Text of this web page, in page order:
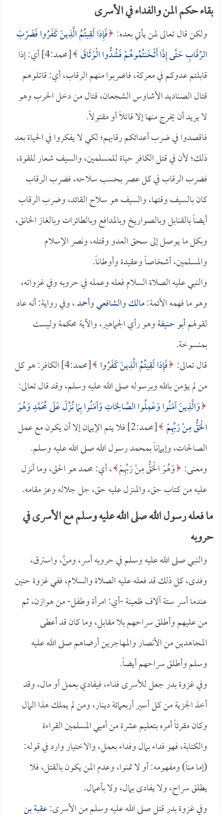
بقاء حكم المن والفداء في الأسرى
ولكن قال تعالى لمن يأتي بعده: فَإِذا لَقِيتُمُ الَّذِينَ كَفَرُوا فَضَرْبَ
الرِّقَابِ حَتَّى إِذَا أَثْخَنتُمُوهُمْ فَشُدُّوا الْوَثَاقَ
[محمد:4] أي: إذا
قابلتم عدوكم في معركة، فاضربوا منهم الرقاب، أي: قاتلوهم
قتال الصناديد الأشاوس الشجعان، قتال من دخل الحرب وهو
لا يريد أن يخرج منها إلا قاتلاً أو مقتولاً.
فاقصدوا في ضرب أعدائكم رقابهم؛ لكي لا يفكروا في الحياة بعد
ذلك؛ لأن في قتل الكافر حياة للمسلمين، والسيف شعار للقوة،
فضرب الرقاب في كل عصر بحسب سلاحه، فضرب الرقاب
كان بالسيف وقتها، والسيف هو سلاح القائد، وضرب الرقاب
أيضاً بالقنابل وبالصواريخ وبالمدافع وبالطائرات وبالغاز الخانق،
وبكل ما يوصل إلى سحق العدو وقتله، ونصر الإسلام
والمسلمين، أشخاصاً وعقيدة وأوطاناً.
والنبي عليه الصلاة السلام فعله وعمله في حروبه وفي غزواته،
وهو ما فهمه الأئمة:مالكوالشافعيوأحمد، وفي رواية: أنه عاد
لقولهمأبو حنيفةوهو رأي الجماهير، والآية محكمة وليست
بمنسوخة.
قال تعالى: فَإِذا لَقِيتُمُ الَّذِينَ كَفَرُوا
[محمد:4] الكافر: هو كل
من لم يؤمن بالله وبرسوله صلى الله عليه وسلم، وقد قال تعالى:
وَالَّذِينَ آمَنُوا وَعَمِلُوا الصَّالِحَاتِ وَآمَنُوا بِمَا نُزِّلَ عَلَى مُحَمَّدٍ وَهُوَ
الْحَقُّ مِنْ رَبِّهِمْ
[محمد:2] فلا يتم الإيمان إلا أن يكون مع عمل
الصالحات، وإيماناً بمحمد رسول الله صلى الله عليه وسلم.
ومعنى: وَهُوَ الْحَقُّ مِنْ رَبِّهِمْ ، أي: محمد هو الحق، وما أنزل
عليه من كتاب حق، والمنزل عليه حق، جل جلاله وعز مقامه.
ما فعله رسول الله صلى الله عليه وسلم مع الأسرى في
حروبه
والنبي صلى الله عليه وسلم في حروبه أسر، ومنَّ، واسترق،
وفدى، كل ذلك قد فعله عليه الصلاة والسلام، ففي غزوة حنين
عندما أسر ستة آلاف ظعينة -أي: امرأة وطفل- من هوازن، ثم
من عليهم وأطلق سراحهم بلا مقابل، وما كان قد أعطى
المجاهدين من الأنصار والمهاجرين أرضاهم صلى الله عليه
وسلم وأطلق سراحهم أيضاً.
وفي غزوة بدر جعل للأسرى فداء، فيفادي بعمل أو مال، وقد
أخذ الجزية من كل أسير أربعمائة دينار، ومن لم يملك هذا المال
وكان مقرئاً أمره بتعليم عشرة من أميي المسلمين القراءة
والكتابة، فهو فداء بمال وفداء بعمل، والاختيار وارد في قوله:
(إما مناً) ومفهومه: أو لا تمنوا، وعدم المن يكون بالقتل، فلا
يطلق سراح، ولا يفادى بمال، ولا بأعمال.
وفي غزوة بدر قتل صلى الله عليه وسلم من الأسرى:عقبة بن